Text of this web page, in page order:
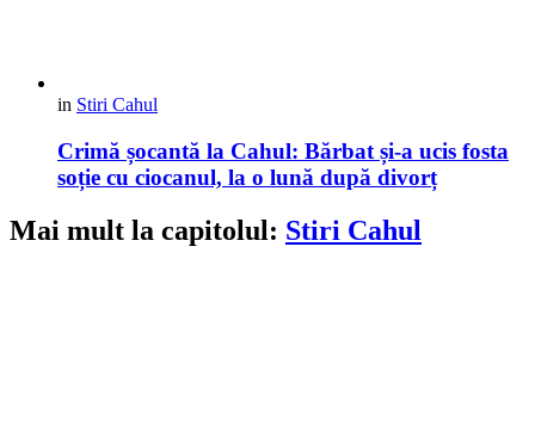
in Stiri Cahul
Crimă șocantă la Cahul: Bărbat și-a ucis fosta
soție cu ciocanul, la o lună după divorț
Mai mult la capitolul: Stiri Cahul